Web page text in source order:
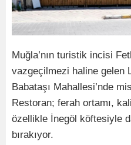
Muğla’nın turistik incisi
vazgeçilmezi haline gelen
Babataşı Mahallesi’nde
Restoran; ferah ortamı,
özellikle İnegöl köftesiyle
bırakıyor.